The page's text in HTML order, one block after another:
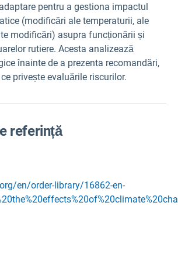
pentru a gestiona impactul
(modificări ale temperaturii, ale
modificări) asupra funcționării și
rutiere. Acesta analizează
înainte de a prezenta recomandări,
privește evaluările riscurilor.
referință
en/order-library/16862-en-